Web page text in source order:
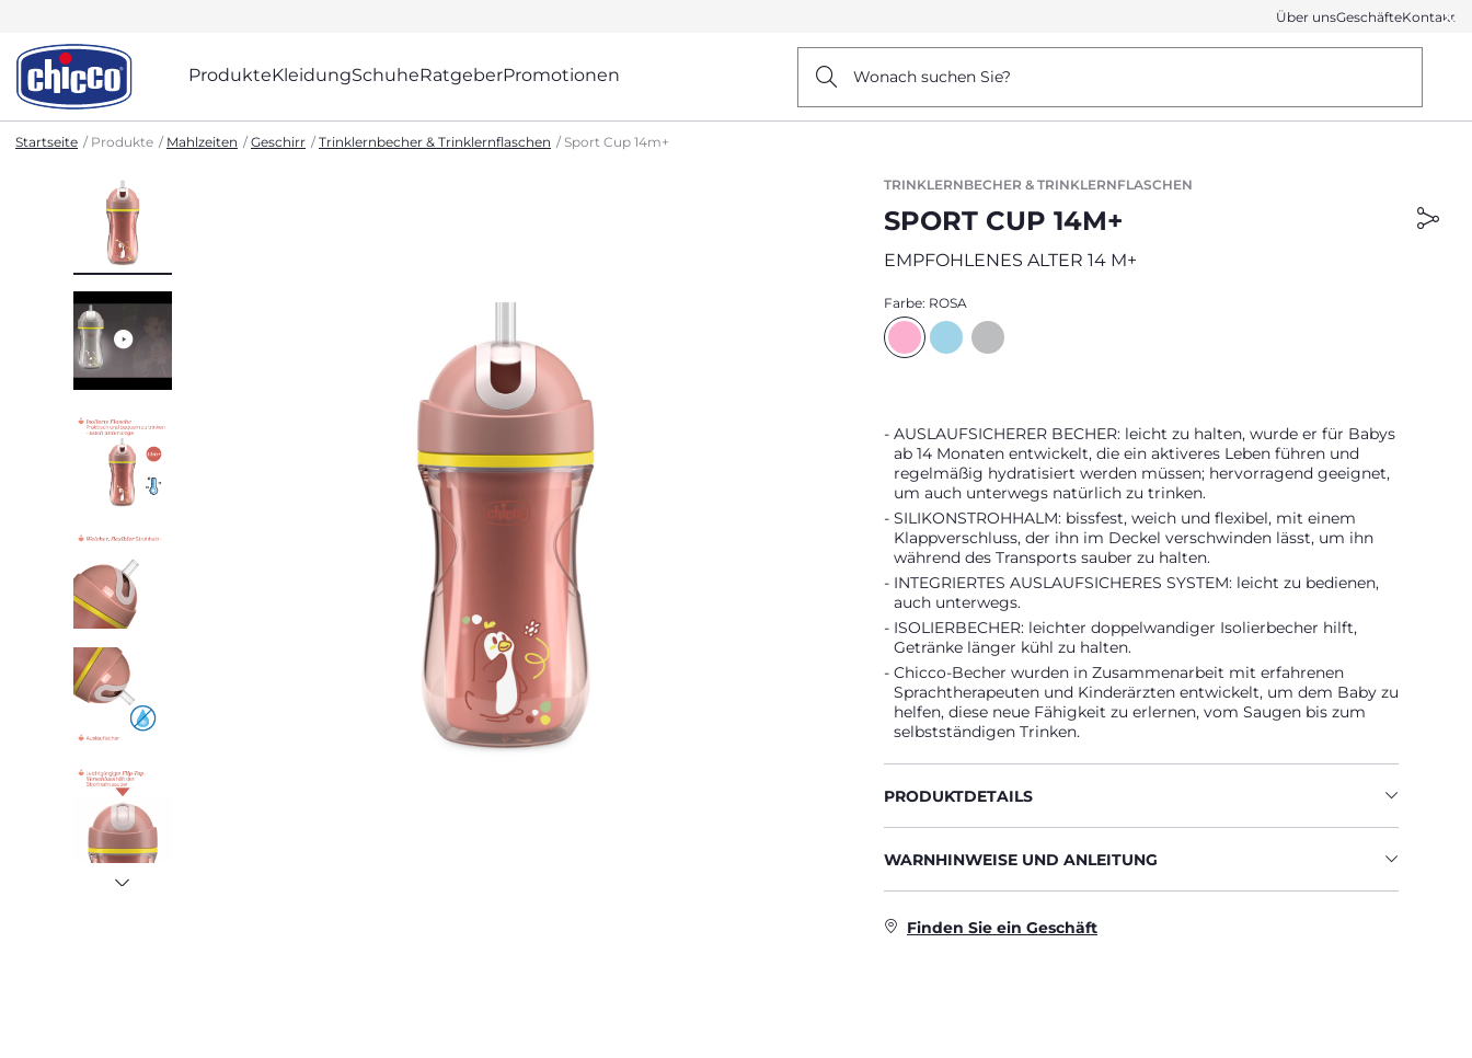
Über unsGeschäfteKontakt
ProdukteKleidungSchuheRatgeberPromotionen Wonach suchen Sie?
Startseite Produkte Mahlzeiten Geschirr Trinklernbecher & Trinklernflaschen Sport Cup 14m+
TRINKLERNBECHER & TRINKLERNFLASCHEN
SPORT CUP 14M+
EMPFOHLENES ALTER 14 M+
Farbe: ROSA
AUSLAUFSICHERER BECHER: leicht zu halten, wurde er für Babys
ab 14 Monaten entwickelt, die ein aktiveres Leben führen und
regelmäßig hydratisiert werden müssen; hervorragend geeignet,
um auch unterwegs natürlich zu trinken.
SILIKONSTROHHALM: bissfest, weich und flexibel, mit einem
Klappverschluss, der ihn im Deckel verschwinden lässt, um ihn
während des Transports sauber zu halten.
INTEGRIERTES AUSLAUFSICHERES SYSTEM: leicht zu bedienen,
auch unterwegs.
ISOLIERBECHER: leichter doppelwandiger Isolierbecher hilft,
Getränke länger kühl zu halten.
Chicco-Becher wurden in Zusammenarbeit mit erfahrenen
Sprachtherapeuten und Kinderärzten entwickelt, um dem Baby zu
helfen, diese neue Fähigkeit zu erlernen, vom Saugen bis zum
selbstständigen Trinken.
PRODUKTDETAILS
WARNHINWEISE UND ANLEITUNG
Finden Sie ein Geschäft